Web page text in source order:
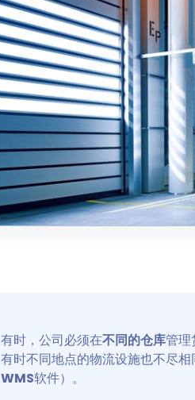
有时，公司必须在不同的仓库管理
有时不同地点的物流设施也不尽
WMS软件）。